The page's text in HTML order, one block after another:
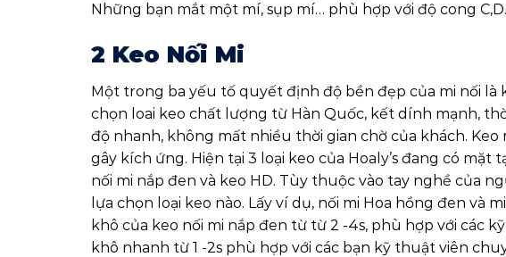
Những bạn mắt một mí, sụp mí… phù hợp với độ cong
2 Keo Nối Mi
Một trong ba yếu tố quyết định độ bền đẹp của mi nối là
chọn loai keo chất lượng từ Hàn Quốc, kết dính mạnh,
độ nhanh, không mất nhiều thời gian chờ của khách.
gây kích ứng. Hiện tại 3 loại keo của Hoaly’s đang có mặt
nối mi nắp đen và keo HD. Tùy thuộc vào tay nghề của
lựa chọn loại keo nào. Lấy ví dụ, nối mi Hoa hồng đen
khô của keo nối mi nắp đen từ từ 2 -4s, phù hợp với các
khô nhanh từ 1 -2s phù hợp với các bạn kỹ thuật viên